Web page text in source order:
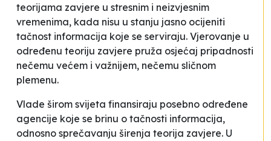
teorijama zavjere u stresnim i neizvjesnim
vremenima, kada nisu u stanju jasno ocijeniti
tačnost informacija koje se serviraju. Vjerovanje u
određenu teoriju zavjere pruža osjećaj pripadnosti
nečemu većem i važnijem, nečemu sličnom
plemenu.
Vlade širom svijeta finansiraju posebno određene
agencije koje se brinu o tačnosti informacija,
odnosno sprečavanju širenja teorija zavjere. U